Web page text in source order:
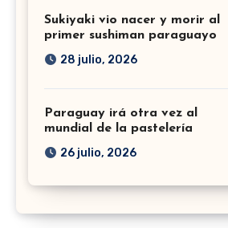
Sukiyaki vio nacer y morir al
primer sushiman paraguayo
28 julio, 2026
Paraguay irá otra vez al
mundial de la pastelería
26 julio, 2026